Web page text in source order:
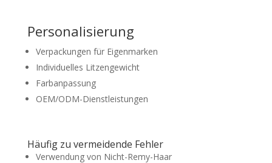
Personalisierung
Verpackungen für Eigenmarken
Individuelles Litzengewicht
Farbanpassung
OEM/ODM-Dienstleistungen
Häufig zu vermeidende Fehler
Verwendung von Nicht-Remy-Haar